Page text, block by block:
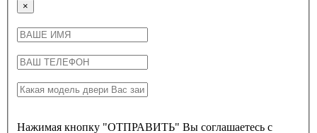
×
Нажимая кнопку "ОТПРАВИТЬ" Вы соглашаетесь с